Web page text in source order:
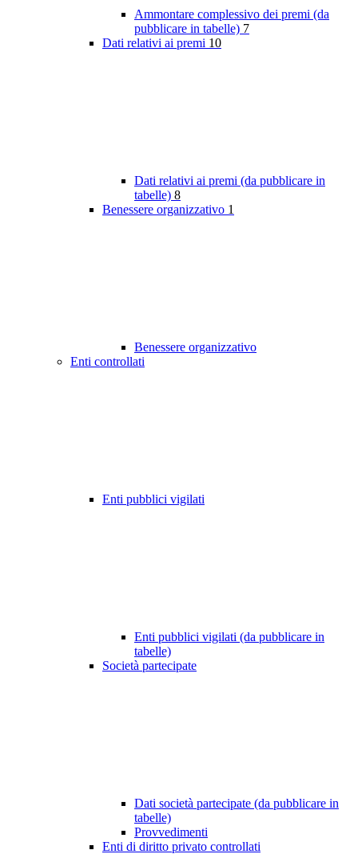
Ammontare complessivo dei premi (da
pubblicare in tabelle) 7
Dati relativi ai premi 10
Dati relativi ai premi (da pubblicare in
tabelle) 8
Benessere organizzativo 1
Benessere organizzativo
Enti controllati
Enti pubblici vigilati
Enti pubblici vigilati (da pubblicare in
tabelle)
Società partecipate
Dati società partecipate (da pubblicare in
tabelle)
Provvedimenti
Enti di diritto privato controllati